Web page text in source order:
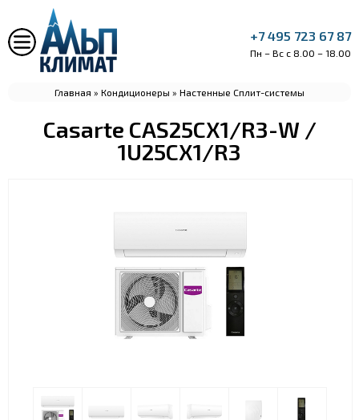
+7 495 723 67 87
Пн – Вс с 8.00 – 18.00
Главная » Кондиционеры » Настенные Сплит-системы
Casarte CAS25CX1/R3-W /
1U25CX1/R3